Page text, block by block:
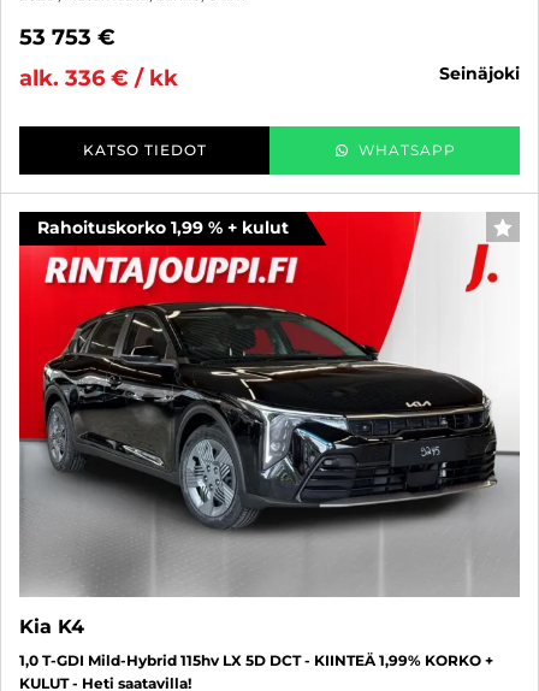
53 753 €
alk. 336 € / kk
seinäjoki
KATSO TIEDOT WHATSAPP
Rahoituskorko 1,99 % + kulut
Kia K4
1,0 T-GDI Mild-Hybrid 115hv LX 5D DCT - KIINTEÄ 1,99% KORKO +
KULUT - Heti saatavilla!